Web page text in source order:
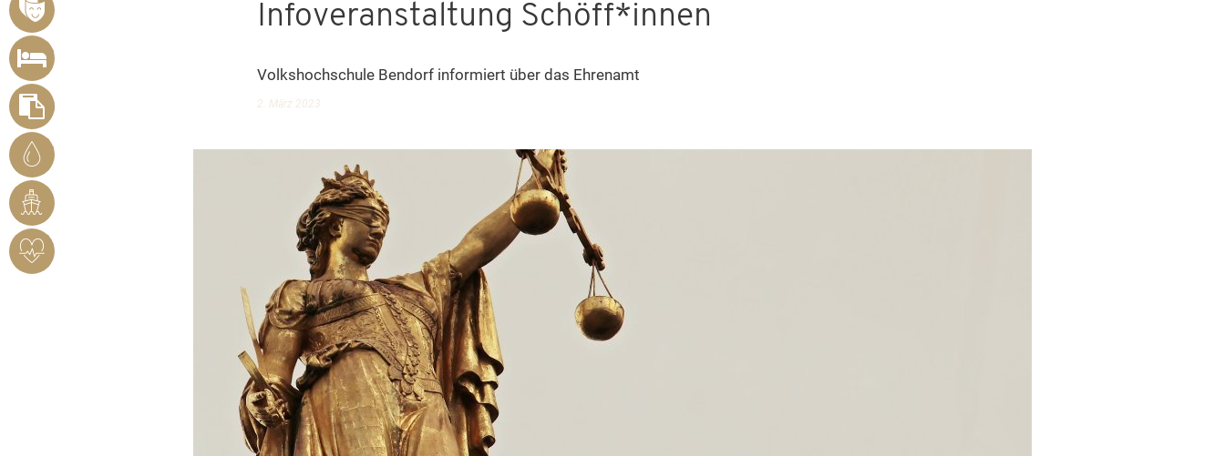
VERANSTALTUNGSÜBERSICHT
UNTERKUNFT
SUCHEN
FORMULARE
STADTWERKE
BENDORF
RHEINHAFEN
HERZSICHERES
BENDORF
Infoveranstaltung Schöff*innen
Volkshochschule Bendorf informiert über das Ehrenamt
2. März 2023